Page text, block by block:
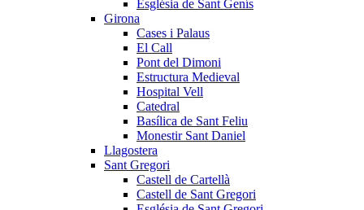
Església de Sant Genís
Girona
Cases i Palaus
El Call
Pont del Dimoni
Estructura Medieval
Hospital Vell
Catedral
Basílica de Sant Feliu
Monestir Sant Daniel
Llagostera
Sant Gregori
Castell de Cartellà
Castell de Sant Gregori